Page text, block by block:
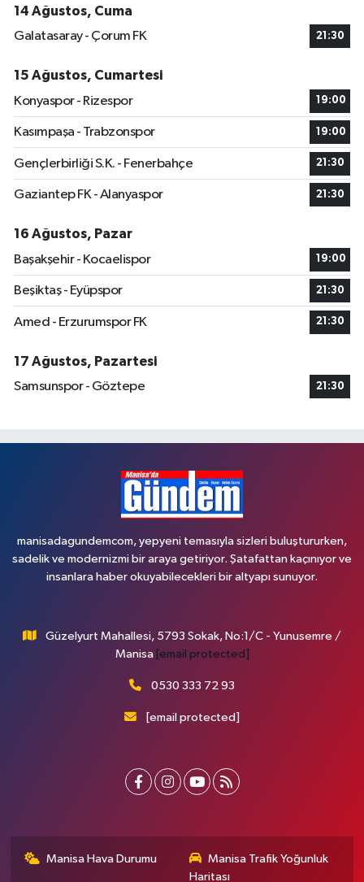
14 Ağustos, Cuma
Galatasaray - Çorum FK
21:30
15 Ağustos, Cumartesi
Konyaspor - Rizespor
19:00
Kasımpaşa - Trabzonspor 19:00
Gençlerbirliği S.K. - Fenerbahçe 21:30
Gaziantep FK - Alanyaspor 21:30
16 Ağustos, Pazar
Başakşehir - Kocaelispor
19:00
Beşiktaş - Eyüpspor 21:30
Amed - Erzurumspor FK 21:30
17 Ağustos, Pazartesi
Samsunspor - Göztepe
21:30
manisadagundemcom, yepyeni temasıyla sizleri buluştururken,
sadelik ve modernizmi bir araya getiriyor. Şatafattan kaçınıyor ve
insanlara haber okuyabilecekleri bir altyapı sunuyor.
Güzelyurt Mahallesi, 5793 Sokak, No:1/C - Yunusemre /
Manisa [email protected]
0530 333 72 93
[email protected]
Manisa Hava Durumu
Manisa Trafik Yoğunluk
Haritası